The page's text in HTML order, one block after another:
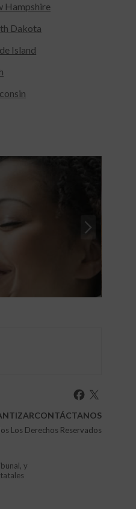
Hampshire
Dakota
Island
CONTÁCTANOS
Los Derechos Reservados
y